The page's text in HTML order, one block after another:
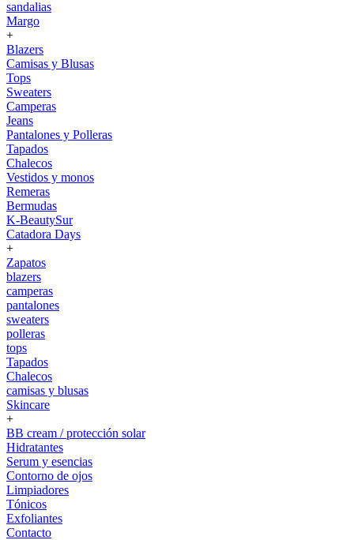
sandalias
Margo
+
Blazers
Camisas y Blusas
Tops
Sweaters
Camperas
Jeans
Pantalones y Polleras
Tapados
Chalecos
Vestidos y monos
Remeras
Bermudas
K-BeautySur
Catadora Days
+
Zapatos
blazers
camperas
pantalones
sweaters
polleras
tops
Tapados
Chalecos
camisas y blusas
Skincare
+
BB cream / protección solar
Hidratantes
Serum y esencias
Contorno de ojos
Limpiadores
Tónicos
Exfoliantes
Contacto